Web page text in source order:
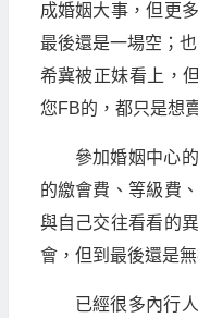
成婚姻大事，但更
最後還是一場空；
希冀被正妹看上，
您FB的，都只是想
參加婚姻中心
的繳會費、等級費
與自己交往看看的
會，但到最後還是
已經很多內行